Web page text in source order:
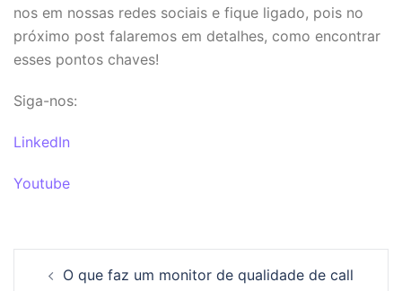
nos em nossas redes sociais e fique ligado, pois no
próximo post falaremos em detalhes, como encontrar
esses pontos chaves!
Siga-nos:
LinkedIn
Youtube
navigation
O que faz um monitor de qualidade de call